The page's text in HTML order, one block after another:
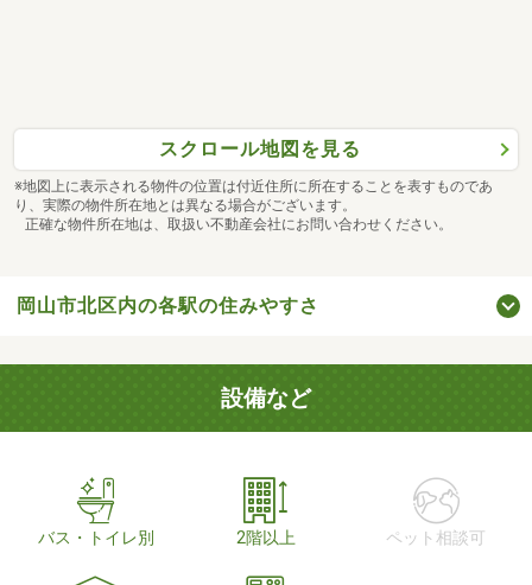
スクロール地図を見る
※地図上に表示される物件の位置は付近住所に所在することを表すものであ
り、実際の物件所在地とは異なる場合がございます。
正確な物件所在地は、取扱い不動産会社にお問い合わせください。
岡山市北区内の各駅の住みやすさ
設備など
バス・トイレ別 2階以上 ペット相談可